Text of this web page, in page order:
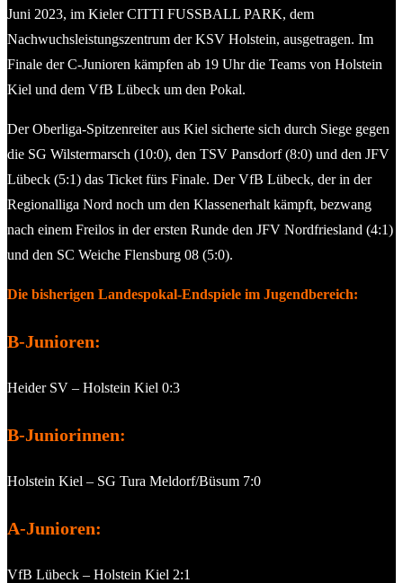
Juni 2023, im Kieler CITTI FUSSBALL PARK, dem
Nachwuchsleistungszentrum der KSV Holstein, ausgetragen. Im
Finale der C-Junioren kämpfen ab 19 Uhr die Teams von Holstein
Kiel und dem VfB Lübeck um den Pokal.
Der Oberliga-Spitzenreiter aus Kiel sicherte sich durch Siege gegen
die SG Wilstermarsch (10:0), den TSV Pansdorf (8:0) und den JFV
Lübeck (5:1) das Ticket fürs Finale. Der VfB Lübeck, der in der
Regionalliga Nord noch um den Klassenerhalt kämpft, bezwang
nach einem Freilos in der ersten Runde den JFV Nordfriesland (4:1)
und den SC Weiche Flensburg 08 (5:0).
Die bisherigen Landespokal-Endspiele im Jugendbereich:
B-Junioren:
Heider SV – Holstein Kiel 0:3
B-Juniorinnen:
Holstein Kiel – SG Tura Meldorf/Büsum 7:0
A-Junioren:
VfB Lübeck – Holstein Kiel 2:1